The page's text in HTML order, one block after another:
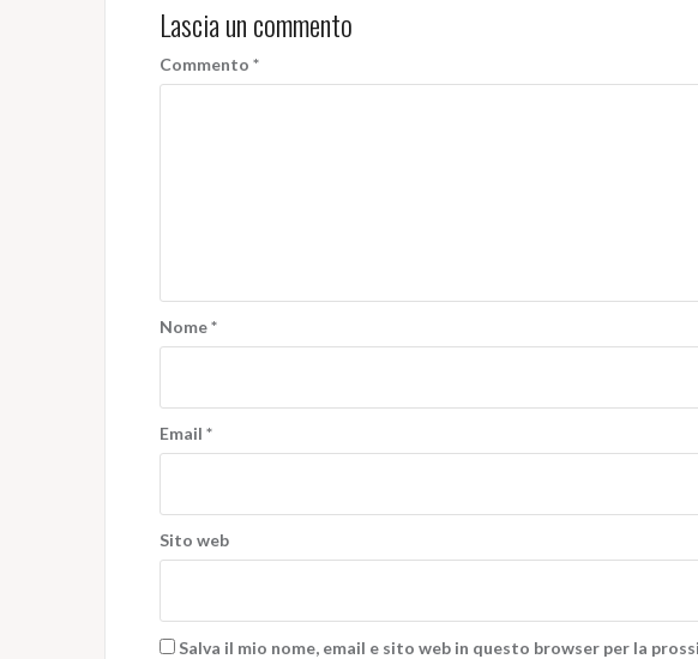
Lascia un commento
Commento *
Nome*
Email *
Sito web
Salva il mio nome, email e sito web in questo browser per la